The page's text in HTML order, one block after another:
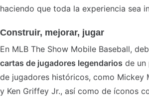
haciendo que toda la experiencia sea
Construir, mejorar, jugar
En MLB The Show Mobile Baseball,
cartas de jugadores legendarios de un
de jugadores históricos, como Mickey
y Ken Griffey Jr., así como de íconos